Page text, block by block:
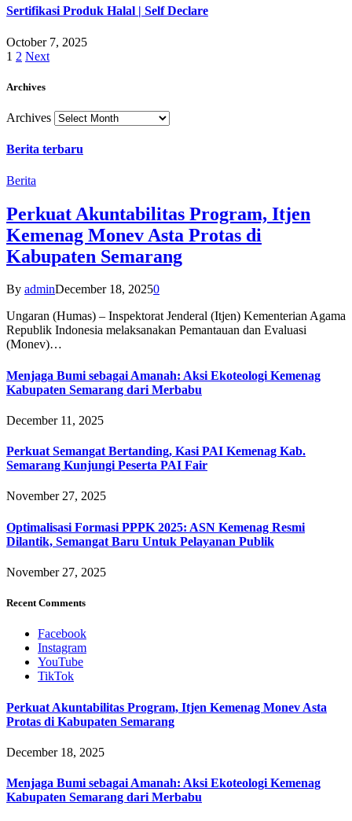
Sertifikasi Produk Halal | Self Declare
October 7, 2025
1 2 Next
Archives
Archives
Berita terbaru
Berita
Perkuat Akuntabilitas Program, Itjen
Kemenag Monev Asta Protas di
Kabupaten Semarang
By adminDecember 18, 20250
Ungaran (Humas) – Inspektorat Jenderal (Itjen) Kementerian Agama
Republik Indonesia melaksanakan Pemantauan dan Evaluasi
(Monev)…
Menjaga Bumi sebagai Amanah: Aksi Ekoteologi Kemenag
Kabupaten Semarang dari Merbabu
December 11, 2025
Perkuat Semangat Bertanding, Kasi PAI Kemenag Kab.
Semarang Kunjungi Peserta PAI Fair
November 27, 2025
Optimalisasi Formasi PPPK 2025: ASN Kemenag Resmi
Dilantik, Semangat Baru Untuk Pelayanan Publik
November 27, 2025
Recent Comments
Facebook
Instagram
YouTube
TikTok
Perkuat Akuntabilitas Program, Itjen Kemenag Monev Asta
Protas di Kabupaten Semarang
December 18, 2025
Menjaga Bumi sebagai Amanah: Aksi Ekoteologi Kemenag
Kabupaten Semarang dari Merbabu